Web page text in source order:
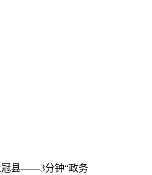
冠县——3分钟“政务